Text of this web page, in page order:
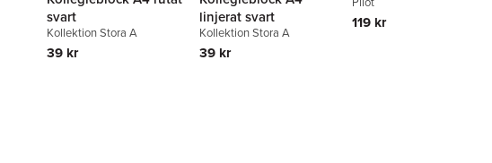
svart
Kollektion Stora A
39 kr
linjerat svart
Kollektion Stora A
39 kr
119 kr